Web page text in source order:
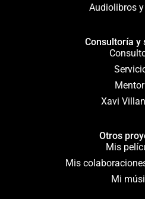
Audiolibros
Consultoría y
Xavi
Otros
Mis
Mis
Mi